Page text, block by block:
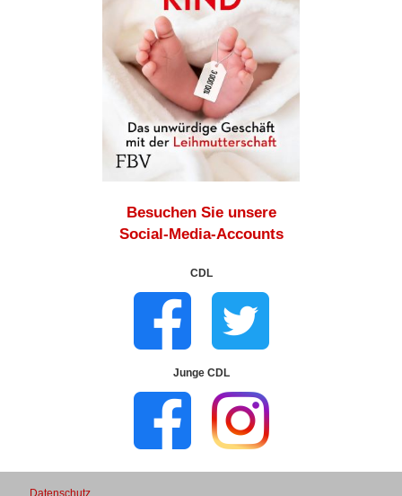
Besuchen Sie unsere
Social-Media-Accounts
CDL
Junge CDL
Datenschutz